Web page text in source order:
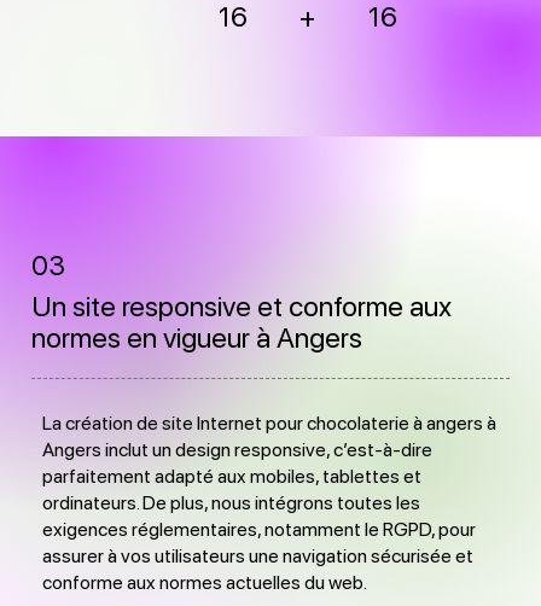
16 + 16
03
Un site responsive et conforme aux
normes en vigueur à Angers
La création de site Internet pour chocolaterie à angers à
Angers inclut un design responsive, c’est-à-dire
parfaitement adapté aux mobiles, tablettes et
ordinateurs. De plus, nous intégrons toutes les
exigences réglementaires, notamment le RGPD, pour
assurer à vos utilisateurs une navigation sécurisée et
conforme aux normes actuelles du web.